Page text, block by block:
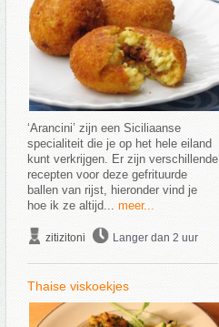
‘Arancini’ zijn een Siciliaanse
specialiteit die je op het hele eiland
kunt verkrijgen. Er zijn verschillende
recepten voor deze gefrituurde
ballen van rijst, hieronder vind je
hoe ik ze altijd... meer...
zitizitoni Langer dan 2 uur
Thaise viskoekjes